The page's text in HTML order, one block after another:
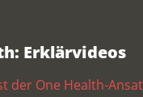
Erklärvideos
der One Health-